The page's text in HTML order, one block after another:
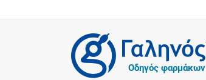
Οδηγός φαρμάκων